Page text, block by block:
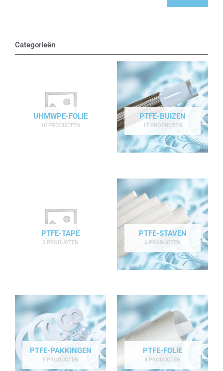
Categorieën
UHMWPE-FOLIE
10 PRODUCTEN
PTFE-BUIZEN
17 PRODUCTEN
PTFE-TAPE
5 PRODUCTEN
PTFE-STAVEN
6 PRODUCTEN
PTFE-PAKKINGEN
9 PRODUCTEN
PTFE-FOLIE
4 PRODUCTEN